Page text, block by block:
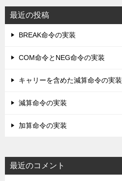
最近の投稿
BREAK命令の実装
COM命令とNEG命令の実装
キャリーを含めた減算命令の実装
減算命令の実装
加算命令の実装
最近のコメント